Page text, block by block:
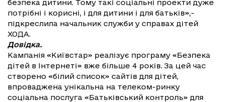
безпека дитини. Тому такі соціальні проекти дуже
потрібні і корисні, і для дитини і для батьків»,-
підкреслила начальник служби у справах дітей
ХОДА.
Довідка.
Кампанія «Київстар» реалізує програму «Безпека
дітей в Інтернеті» вже більше 4 років. За цей час
створено «білий список» сайтів для дітей,
впроваджена унікальна на телеком-ринку
соціальна послуга «Батьківський контроль» для